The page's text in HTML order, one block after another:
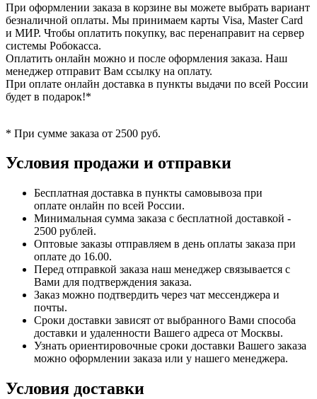
При оформлении заказа в корзине вы можете выбрать вариант
безналичной оплаты. Мы принимаем карты Visa, Master Card
и МИР. Чтобы оплатить покупку, вас перенаправит на сервер
системы Робокасса.
Оплатить онлайн можно и после оформления заказа. Наш
менеджер отправит Вам ссылку на оплату.
При оплате онлайн доставка в пункты выдачи по всей России
будет в подарок!*
* При сумме заказа от 2500 руб.
Условия продажи и отправки
Бесплатная доставка в пункты самовывоза при
оплате онлайн по всей России.
Минимальная сумма заказа с бесплатной доставкой -
2500 рублей.
Оптовые заказы отправляем в день оплаты заказа при
оплате до 16.00.
Перед отправкой заказа наш менеджер связывается с
Вами для подтверждения заказа.
Заказ можно подтвердить через чат мессенджера и
почты.
Сроки доставки зависят от выбранного Вами способа
доставки и удаленности Вашего адреса от Москвы.
Узнать ориентировочные сроки доставки Вашего заказа
можно оформлении заказа или у нашего менеджера.
Условия доставки